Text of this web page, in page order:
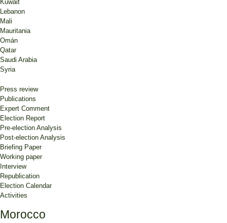
Kuwait
Lebanon
Mali
Mauritania
Omán
Qatar
Saudi Arabia
Syria
Press review
Publications
Expert Comment
Election Report
Pre-election Analysis
Post-election Analysis
Briefing Paper
Working paper
Interview
Republication
Election Calendar
Activities
Morocco